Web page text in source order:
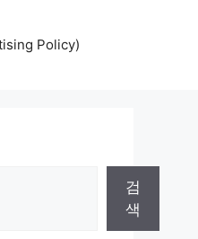
Policy)
검
색